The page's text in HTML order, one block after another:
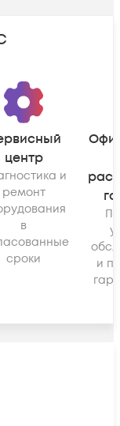
центр
и
ремонт
в
сроки
и